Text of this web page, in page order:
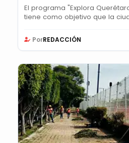
El programa "Explora
tiene como objetivo que la
PorREDACCIÓN